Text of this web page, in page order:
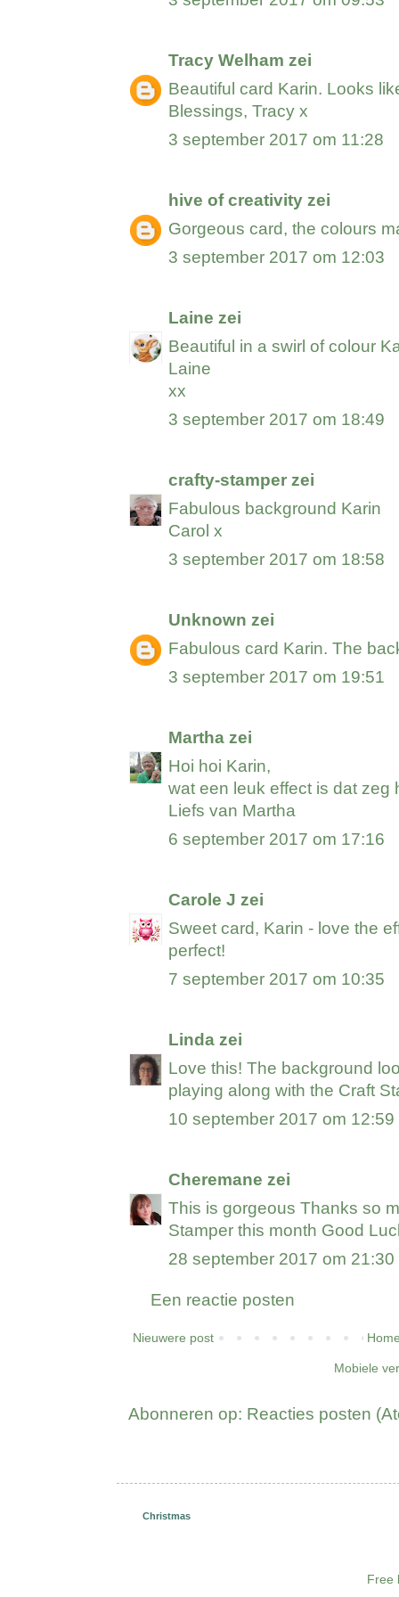
Tracy Welham zei
Beautiful card Karin. Looks
Blessings, Tracy x
3 september 2017 om 11:28
hive of creativity zei
Gorgeous card, the colours
3 september 2017 om 12:03
Laine zei
Beautiful in a swirl of colour
Laine
xx
3 september 2017 om 18:49
crafty-stamper zei
Fabulous background Karin
Carol x
3 september 2017 om 18:58
Unknown zei
Fabulous card Karin. The
3 september 2017 om 19:51
Martha zei
Hoi hoi Karin,
wat een leuk effect is dat zeg
Liefs van Martha
6 september 2017 om 17:16
Carole J zei
Sweet card, Karin - love the
perfect!
7 september 2017 om 10:35
Linda zei
Love this! The background
playing along with the Craft
10 september 2017 om 12:59
Cheremane zei
This is gorgeous Thanks so
Stamper this month Good
28 september 2017 om 21:30
Een reactie posten
Nieuwere post
Mobiele
Abonneren op: Reacties posten
Christmas
Free